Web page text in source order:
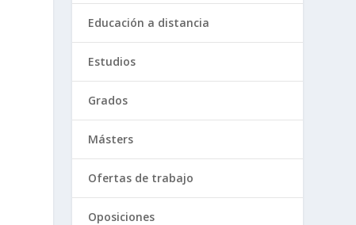
Educación a distancia
Estudios
Grados
Másters
Ofertas de trabajo
Oposiciones